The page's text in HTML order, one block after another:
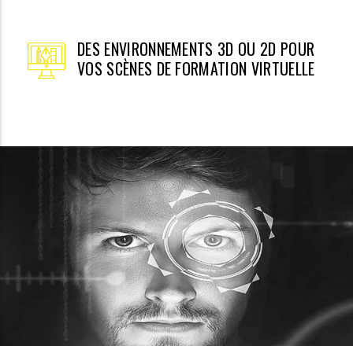
DES ENVIRONNEMENTS 3D OU 2D POUR
VOS SCÈNES DE FORMATION VIRTUELLE